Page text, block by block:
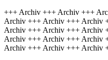
+++ Archiv +++ Archiv +++
Archiv +++ Archiv +++ Archiv
Archiv +++ Archiv +++ Archiv
Archiv +++ Archiv +++ Archiv
Archiv +++ Archiv +++ Archiv